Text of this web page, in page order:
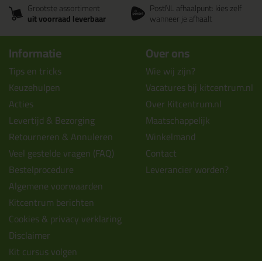
Grootste assortiment
uit voorraad leverbaar
PostNL afhaalpunt: kies zelf
wanneer je afhaalt
Informatie
Tips en tricks
Keuzehulpen
Acties
Levertijd & Bezorging
Retourneren & Annuleren
Veel gestelde vragen (FAQ)
Bestelprocedure
Algemene voorwaarden
Kitcentrum berichten
Cookies & privacy verklaring
Disclaimer
Kit cursus volgen
Over ons
Wie wij zijn?
Vacatures bij kitcentrum.nl
Over Kitcentrum.nl
Maatschappelijk
Winkelmand
Contact
Leverancier worden?